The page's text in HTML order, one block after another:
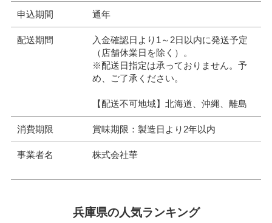
申込期間 通年
配送期間
入金確認日より1～2日以内に発送予定
（店舗休業日を除く）。
※配送日指定は承っておりません。予
め、ご了承ください。
【配送不可地域】北海道、沖縄、離島
消費期限 賞味期限：製造日より2年以内
事業者名 株式会社華
兵庫県の人気ランキング